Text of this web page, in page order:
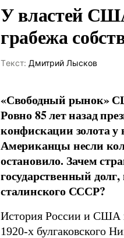
У властей
грабежа
Tекст: Дмитрий Лысков
«Свободный рынок»
Ровно 85 лет назад
конфискации золота у
Американцы несли
остановило. Зачем
государственный
сталинского СССР?
История России и США
1920-х булгаковского